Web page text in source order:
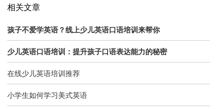
相关文章
孩子不爱学英语？线上少儿英语口语培训来帮你
少儿英语口语培训：提升孩子口语表达能力的秘密
在线少儿英语培训推荐
小学生如何学习美式英语